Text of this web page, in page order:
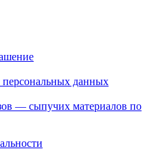
персональных данных
— сыпучих материалов по